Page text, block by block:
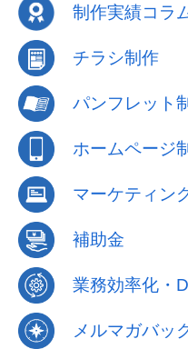
制作実績コラ
チラシ制作
パンフレット
ホームページ
マーケティン
補助金
業務効率化・
メルマガバッ